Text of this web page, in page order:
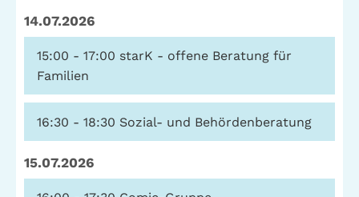
GWA St. Pauli e.V.
Hein-Köllisch-Platz 11 + 12, 20359 Hamburg
Telefon: (040) 319 36 23
Fax: (040) 410 98 87 57
14.07.2026
15:00 - 17:00 starK - offene Beratung für
Familien
16:30 - 18:30 Sozial- und Behördenberatung
15.07.2026